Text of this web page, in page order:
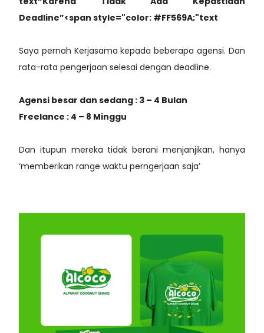
Deadline”<span style="color: #FF569A;"text
Saya pernah Kerjasama kepada beberapa agensi. Dan
rata-rata pengerjaan selesai dengan deadline.
Agensi besar dan sedang : 3 – 4 Bulan
Freelance : 4 – 8 Minggu
Dan itupun mereka tidak berani menjanjikan, hanya
‘memberikan range waktu perngerjaan saja’